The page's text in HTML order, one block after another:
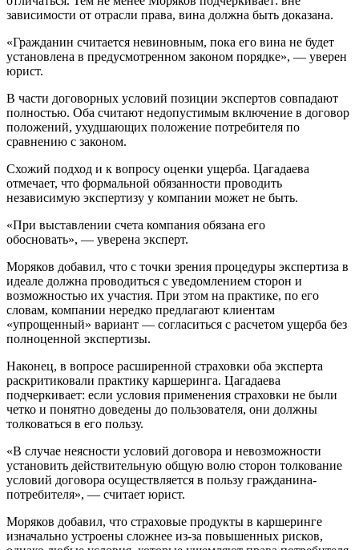
зависимости от отрасли права, вина должна быть доказана.
«Гражданин считается невиновным, пока его вина не будет
установлена в предусмотренном законом порядке», — уверен
юрист.
В части договорных условий позиции экспертов совпадают
полностью. Оба считают недопустимым включение в договор
положений, ухудшающих положение потребителя по
сравнению с законом.
Схожий подход и к вопросу оценки ущерба. Цагадаева
отмечает, что формальной обязанности проводить
независимую экспертизу у компании может не быть.
«При выставлении счета компания обязана его
обосновать», — уверена эксперт.
Моряков добавил, что с точки зрения процедуры экспертиза в
идеале должна проводиться с уведомлением сторон и
возможностью их участия. При этом на практике, по его
словам, компании нередко предлагают клиентам
«упрощенный» вариант — согласиться с расчетом ущерба без
полноценной экспертизы.
Наконец, в вопросе расширенной страховки оба эксперта
раскритиковали практику каршеринга. Цагадаева
подчеркивает: если условия применения страховки не были
четко и понятно доведены до пользователя, они должны
толковаться в его пользу.
«В случае неясности условий договора и невозможности
установить действительную общую волю сторон толкование
условий договора осуществляется в пользу гражданина-
потребителя», — считает юрист.
Моряков добавил, что страховые продукты в каршеринге
изначально устроены сложнее из-за повышенных рисков,